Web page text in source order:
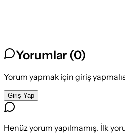
Yorumlar (0)
Yorum yapmak için giriş
Giriş Yap
Henüz yorum yapılmamış. İlk